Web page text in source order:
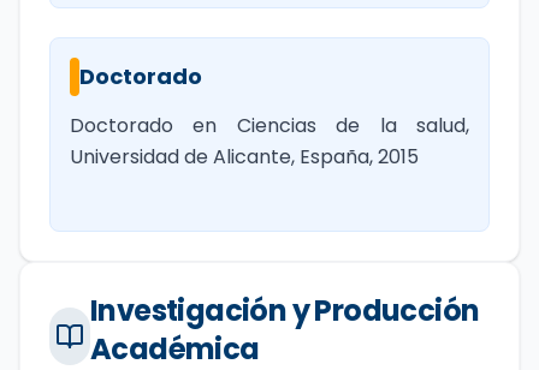
Doctorado
Doctorado en Ciencias de la salud,
Universidad de Alicante, España, 2015
Investigación y Producción
Académica